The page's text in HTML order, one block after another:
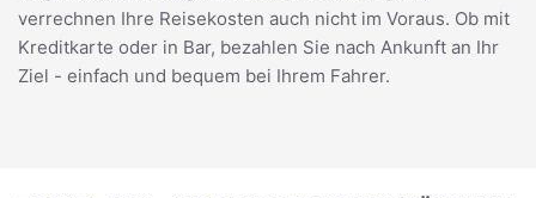
verrechnen Ihre Reisekosten auch nicht im Voraus. Ob mit
Kreditkarte oder in Bar, bezahlen Sie nach Ankunft an Ihr
Ziel - einfach und bequem bei Ihrem Fahrer.